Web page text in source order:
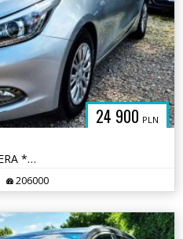
24 900 PLN
BENYZNA * nawigacja * KAMERA * serwis ASO * super * OKAZJA
206000